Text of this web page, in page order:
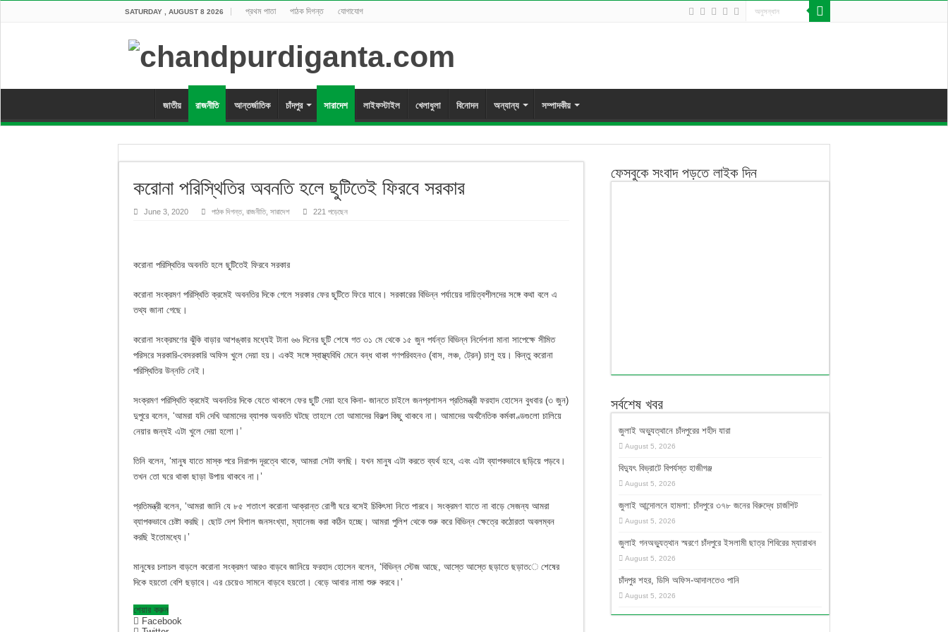
SATURDAY , AUGUST 8 2026 প্রথম পাতা পাঠক দিগন্ত যোগাযোগ
জাতীয় রাজনীতি আন্তর্জাতিক চাঁদপুর সারাদেশ লাইফস্টাইল খেলাধুলা বিনোদন অন্যান্য সম্পাদকীয়
করোনা পরিস্থিতির অবনতি হলে ছুটিতেই ফিরবে সরকার
June 3, 2020 পাঠক দিগন্ত, রাজনীতি, সারাদেশ 221 পড়েছেন
করোনা পরিস্থিতির অবনতি হলে ছুটিতেই ফিরবে সরকার
করোনা সংক্রমণ পরিস্থিতি ক্রমেই অবনতির দিকে গেলে সরকার ফের ছুটিতে ফিরে যাবে। সরকারের বিভিন্ন পর্যায়ের দায়িত্বশীলদের সঙ্গে কথা বলে এ
তথ্য জানা গেছে।
করোনা সংক্রমণের ঝুঁকি বাড়ার আশঙ্কার মধ্যেই টানা ৬৬ দিনের ছুটি শেষে গত ৩১ মে থেকে ১৫ জুন পর্যন্ত বিভিন্ন নির্দেশনা মানা সাপেক্ষে সীমিত
পরিসরে সরকারি-বেসরকারি অফিস খুলে দেয়া হয়। একই সঙ্গে স্বাস্থ্যবিধি মেনে বন্ধ থাকা গণপরিবহনও (বাস, লঞ্চ, ট্রেন) চালু হয়। কিন্তু করোনা
পরিস্থিতির উন্নতি নেই।
সংক্রমণ পরিস্থিতি ক্রমেই অবনতির দিকে যেতে থাকলে ফের ছুটি দেয়া হবে কিনা- জানতে চাইলে জনপ্রশাসন প্রতিমন্ত্রী ফরহাদ হোসেন বুধবার (৩ জুন)
দুপুরে বলেন, ‘আমরা যদি দেখি আমাদের ব্যাপক অবনতি ঘটছে তাহলে তো আমাদের বিকল্প কিছু থাকবে না। আমাদের অর্থনৈতিক কর্মকাণ্ডগুলো চালিয়ে
নেয়ার জন্যই এটা খুলে দেয়া হলো।’
তিনি বলেন, ‘মানুষ যাতে মাস্ক পরে নিরাপদ দূরত্বে থাকে, আমরা সেটা বলছি। যখন মানুষ এটা করতে ব্যর্থ হবে, এবং এটা ব্যাপকভাবে ছড়িয়ে পড়বে।
তখন তো ঘরে থাকা ছাড়া উপায় থাকবে না।’
প্রতিমন্ত্রী বলেন, ‘আমরা জানি যে ৮৫ শতাংশ করোনা আক্রান্ত রোগী ঘরে বসেই চিকিৎসা নিতে পারবে। সংক্রমণ যাতে না বাড়ে সেজন্য আমরা
ব্যাপকভাবে চেষ্টা করছি। ছোট দেশ বিশাল জনসংখ্যা, ম্যানেজ করা কঠিন হচ্ছে। আমরা পুলিশ থেকে শুরু করে বিভিন্ন ক্ষেত্রে কঠোরতা অবলম্বন
করছি ইতোমধ্যে।’
মানুষের চলাচল বাড়লে করোনা সংক্রমণ আরও বাড়বে জানিয়ে ফরহাদ হোসেন বলেন, ‘বিভিন্ন স্টেজ আছে, আস্তে আস্তে ছড়াতে ছড়াতে শেষের
দিকে হয়তো বেশি ছড়াবে। এর চেয়েও সামনে বাড়বে হয়তো। বেড়ে আবার নামা শুরু করবে।’
শেয়ার করুন
Facebook
ফেসবুকে সংবাদ পড়তে লাইক দিন
সর্বশেষ খবর
জুলাই অভ্যুত্থানে চাঁদপুরের শহীদ যারা
August 5, 2026
বিদ্যুৎ বিভ্রাটে বিপর্যস্ত হাজীগঞ্জ
August 5, 2026
জুলাই আন্দোলনে হামলা: চাঁদপুরে ৩৭৮ জনের বিরুদ্ধে চার্জশিট
August 5, 2026
জুলাই গনঅভ্যুত্থান স্মরণে চাঁদপুরে ইসলামী ছাত্র শিবিরের ম্যারাথন
August 5, 2026
চাঁদপুর শহর, ডিসি অফিস-আদালতেও পানি
August 5, 2026